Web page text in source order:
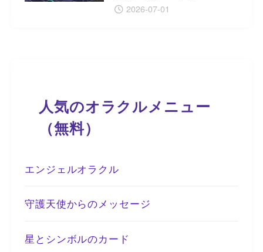
2026-07-01
人気のオラクルメニュー
（無料）
エンジェルオラクル
守護天使からのメッセージ
星とシンボルのカード